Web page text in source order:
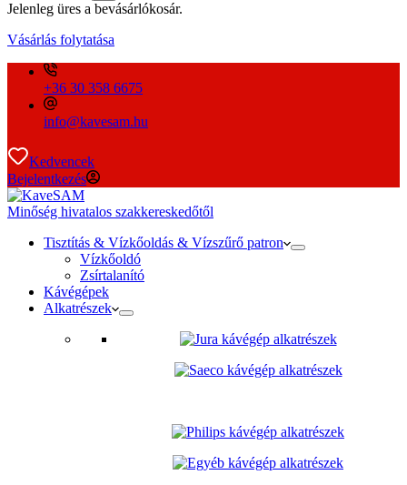
Jelenleg üres a bevásárlókosár.
Vásárlás folytatása
+36 30 358 6675
info@kavesam.hu
Kedvencek
Bejelentkezés
Minőség hivatalos szakkereskedőtől
Tisztítás & Vízkőoldás & Vízszűrő patron
Vízkőoldó
Zsírtalanító
Kávégépek
Alkatrészek